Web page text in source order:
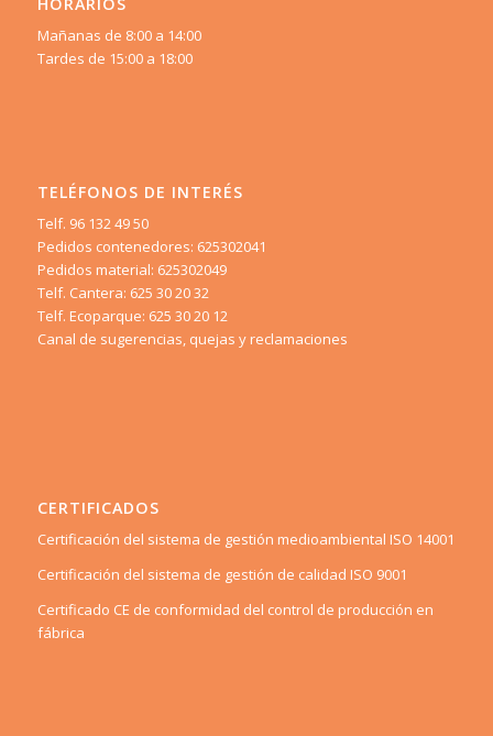
Mañanas de 8:00 a 14:00
Tardes de 15:00 a 18:00
TELÉFONOS DE INTERÉS
Telf. 96 132 49 50
Pedidos contenedores: 625302041
Pedidos material: 625302049
Telf. Cantera: 625 30 20 32
Telf. Ecoparque: 625 30 20 12
Canal de sugerencias, quejas y reclamaciones
CERTIFICADOS
Certificación del sistema de gestión medioambiental ISO 14001
Certificación del sistema de gestión de calidad ISO 9001
Certificado CE de conformidad del control de producción en
fábrica